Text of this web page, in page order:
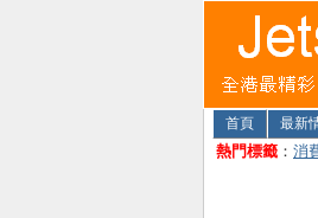
首頁 最新
熱門標籤 ： 消